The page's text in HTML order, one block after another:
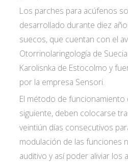
Los parches para acúfenos
desarrollado durante diez
suecos, que cuentan con el
Otorrinolaringología de
Karolisnka de Estocolmo y
por la empresa Sensori.
El método de
siguiente, deben colocarse
veintiún días consecutivos
modulación de las funciones
auditivo y así poder aliviar los